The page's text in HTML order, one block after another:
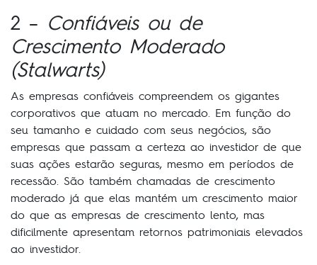
2 – Confiáveis ou de
Crescimento Moderado
(Stalwarts)
As empresas confiáveis compreendem os gigantes
corporativos que atuam no mercado. Em função do
seu tamanho e cuidado com seus negócios, são
empresas que passam a certeza ao investidor de que
suas ações estarão seguras, mesmo em períodos de
recessão. São também chamadas de crescimento
moderado já que elas mantém um crescimento maior
do que as empresas de crescimento lento, mas
dificilmente apresentam retornos patrimoniais elevados
ao investidor.